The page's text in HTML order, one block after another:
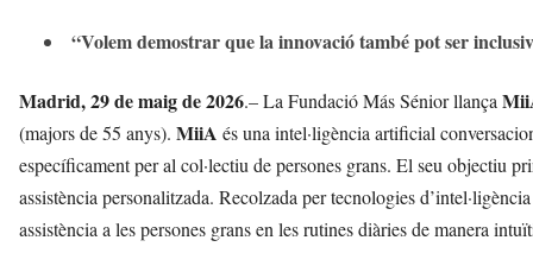
“Volem demostrar que la innovació també pot ser
Madrid, 29 de maig de 2026.– La Fundació Más Sénior llança
(majors de 55 anys). MiiA és una intel·ligència artificial
específicament per al col·lectiu de persones grans. El seu objectiu
assistència personalitzada. Recolzada per tecnologies
assistència a les persones grans en les rutines diàries de manera